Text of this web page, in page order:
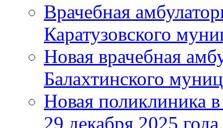
Врачебная
Каратузовского
Новая врачебная
Балахтинского
Новая поликлиника
29 декабря 2025 года